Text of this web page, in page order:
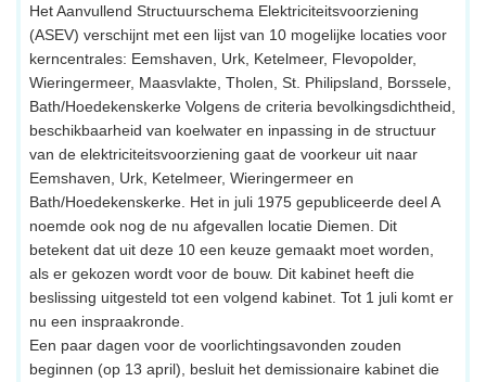
Het Aanvullend Structuurschema Elektriciteitsvoorziening
(ASEV) verschijnt met een lijst van 10 mogelijke locaties voor
kerncentrales: Eemshaven, Urk, Ketelmeer, Flevopolder,
Wieringermeer, Maasvlakte, Tholen, St. Philipsland, Borssele,
Bath/Hoedekenskerke Volgens de criteria bevolkingsdichtheid,
beschikbaarheid van koelwater en inpassing in de structuur
van de elektriciteitsvoorziening gaat de voorkeur uit naar
Eemshaven, Urk, Ketelmeer, Wieringermeer en
Bath/Hoedekenskerke. Het in juli 1975 gepubliceerde deel A
noemde ook nog de nu afgevallen locatie Diemen. Dit
betekent dat uit deze 10 een keuze gemaakt moet worden,
als er gekozen wordt voor de bouw. Dit kabinet heeft die
beslissing uitgesteld tot een volgend kabinet. Tot 1 juli komt er
nu een inspraakronde.
Een paar dagen voor de voorlichtingsavonden zouden
beginnen (op 13 april), besluit het demissionaire kabinet die